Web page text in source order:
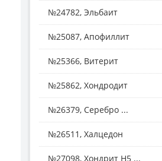
№24782, Эльбаит
№25087, Апофиллит
№25366, Витерит
№25862, Хондродит
№26379, Серебро ...
№26511, Халцедон
№27098, Хондрит H5 ...